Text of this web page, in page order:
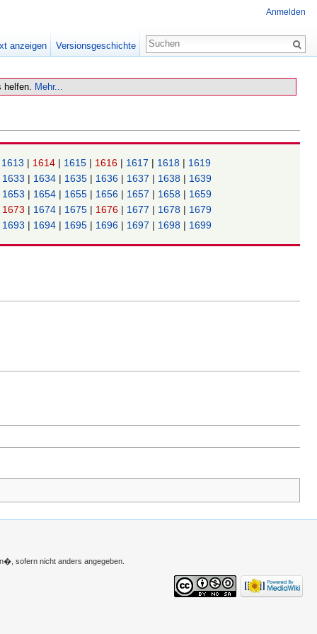
helfen. Mehr...
1613 | 1614 | 1615 | 1616 | 1617 | 1618 | 1619
1633 | 1634 | 1635 | 1636 | 1637 | 1638 | 1639
1653 | 1654 | 1655 | 1656 | 1657 | 1658 | 1659
1673 | 1674 | 1675 | 1676 | 1677 | 1678 | 1679
1693 | 1694 | 1695 | 1696 | 1697 | 1698 | 1699
Anmelden
anzeigen Versionsgeschichte
sofern nicht anders angegeben.